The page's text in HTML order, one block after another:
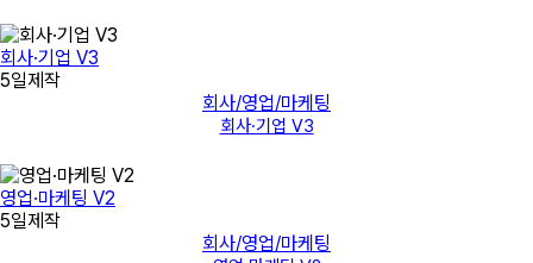
회사·기업 V3
5일제작
회사/영업/마케팅
회사·기업 V3
영업·마케팅 V2
5일제작
회사/영업/마케팅